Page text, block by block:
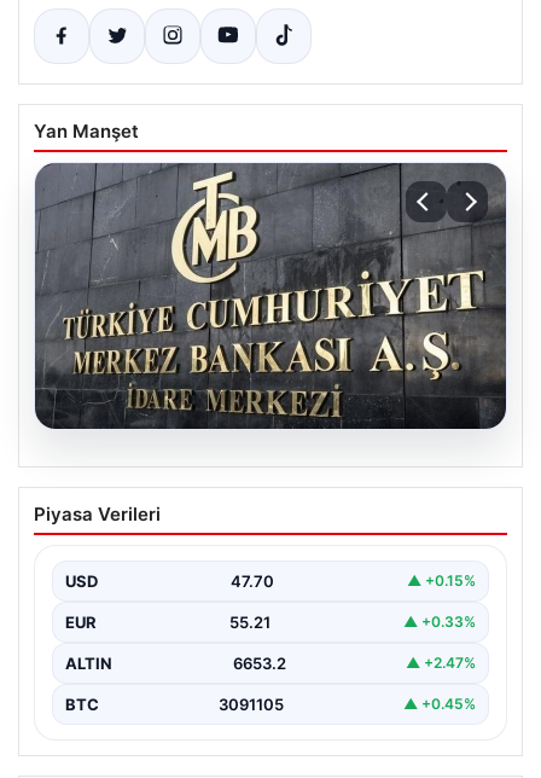
Yan Manşet
Merkez Bankası faiz kararı ne zaman?
Ekonomistlerin nisan ayı faiz beklentisi
Piyasa Verileri
USD 47.70 ▲ +0.15%
EUR 55.21 ▲ +0.33%
ALTIN 6653.2 ▲ +2.47%
BTC 3091105 ▲ +0.45%